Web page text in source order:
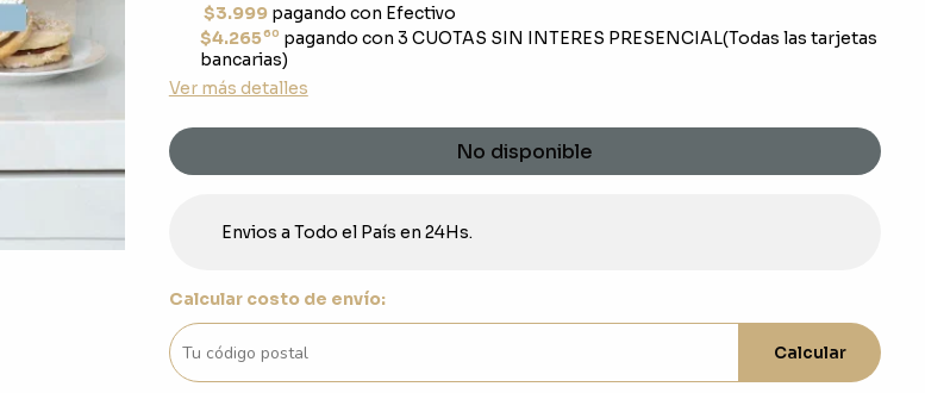
$3.999pagando con Efectivo
$4.26560 pagando con 3 CUOTAS SIN INTERES PRESENCIAL(Todas las tarjetas
bancarias)
Ver más detalles
No disponible
Envios a Todo el País en 24Hs.
Calcular costo de envío:
Calcular